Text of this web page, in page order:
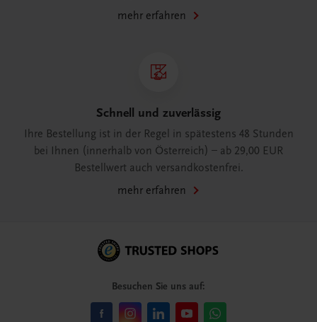
mehr erfahren
Schnell und zuverlässig
Ihre Bestellung ist in der Regel in spätestens 48 Stunden
bei Ihnen (innerhalb von Österreich) – ab 29,00 EUR
Bestellwert auch versandkostenfrei.
mehr erfahren
Besuchen Sie uns auf: